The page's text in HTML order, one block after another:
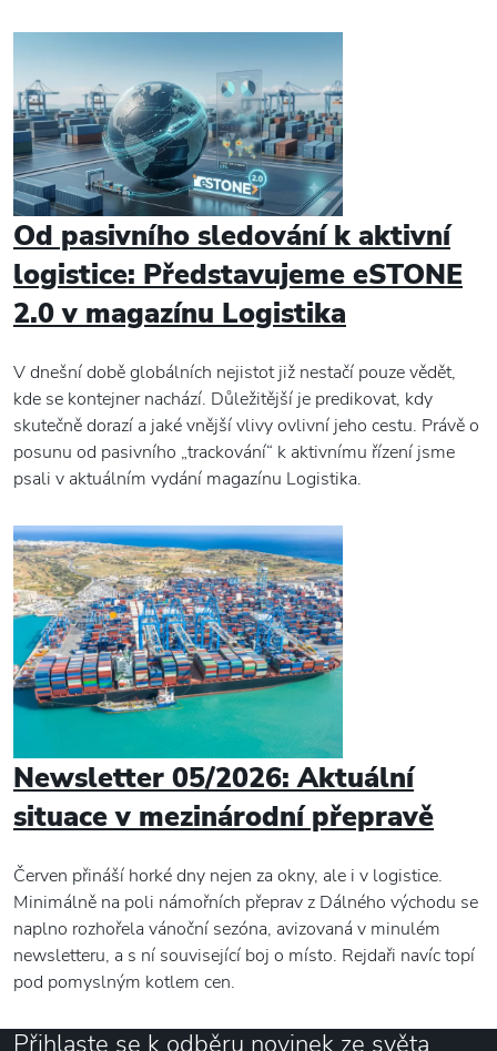
Od pasivního sledování k aktivní
logistice: Představujeme eSTONE
2.0 v magazínu Logistika
V dnešní době globálních nejistot již nestačí pouze vědět,
kde se kontejner nachází. Důležitější je predikovat, kdy
skutečně dorazí a jaké vnější vlivy ovlivní jeho cestu. Právě o
posunu od pasivního „trackování“ k aktivnímu řízení jsme
psali v aktuálním vydání magazínu Logistika.
Newsletter 05/2026: Aktuální
situace v mezinárodní přepravě
Červen přináší horké dny nejen za okny, ale i v logistice.
Minimálně na poli námořních přeprav z Dálného východu se
naplno rozhořela vánoční sezóna, avizovaná v minulém
newsletteru, a s ní související boj o místo. Rejdaři navíc topí
pod pomyslným kotlem cen.
Přihlaste se k odběru novinek ze světa